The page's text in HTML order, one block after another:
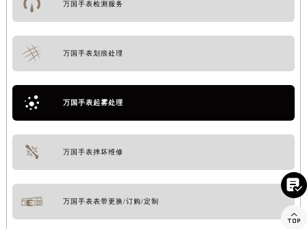
万国手表检测服务
万国手表划痕处理
万国手表起雾处理
万国手表摔坏维修
万国手表表带更换/订购/定制

